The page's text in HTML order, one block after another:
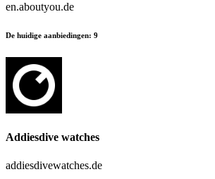
en.aboutyou.de
De huidige aanbiedingen: 9
Addiesdive watches
addiesdivewatches.de